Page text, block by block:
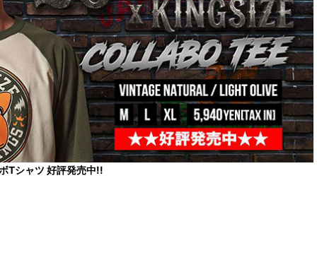
Tシャツ 好評発売中!!